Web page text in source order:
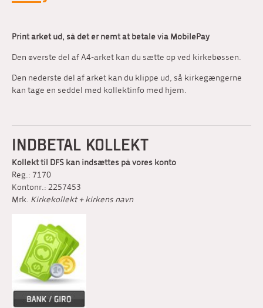
Print arket ud, så det er nemt at betale via MobilePay
Den øverste del af A4-arket kan du sætte op ved kirkebøssen.
Den nederste del af arket kan du klippe ud, så kirkegængerne
kan tage en seddel med kollektinfo med hjem.
INDBETAL KOLLEKT
Kollekt til DFS kan indsættes på vores konto
Reg.: 7170
Kontonr.: 2257453
Mrk. Kirkekollekt + kirkens navn